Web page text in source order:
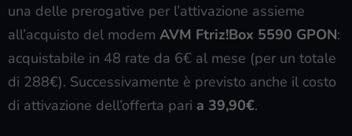
una delle prerogative per l’attivazione assieme
all’acquisto del modem AVM Ftriz!Box 5590 GPON:
acquistabile in 48 rate da 6€ al mese (per un totale
di 288€). Successivamente è previsto anche il costo
di attivazione dell’offerta pari a 39,90€.